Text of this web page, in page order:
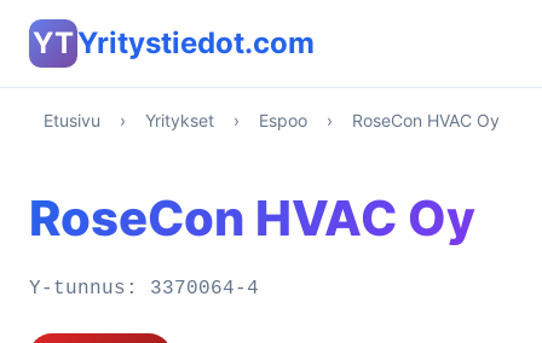
YTYritystiedot.com
Etusivu › Yritykset › Espoo › RoseCon HVAC Oy
RoseCon HVAC Oy
Y-tunnus: 3370064-4